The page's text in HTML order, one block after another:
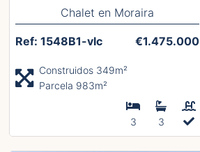
Chalet en Moraira
Ref: 1548B1-vlc €1.475.000
Construidos 349m²
Parcela 983m²
3 3